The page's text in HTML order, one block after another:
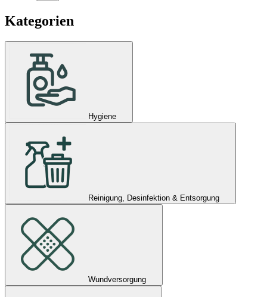
Kategorien
Hygiene
Reinigung, Desinfektion & Entsorgung
Wundversorgung